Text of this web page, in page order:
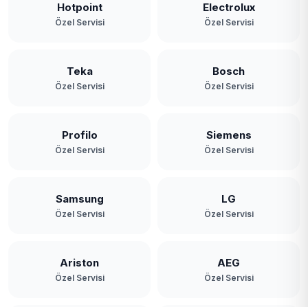
Hotpoint
Özel Servisi
Electrolux
Özel Servisi
Teka
Özel Servisi
Bosch
Özel Servisi
Profilo
Özel Servisi
Siemens
Özel Servisi
Samsung
Özel Servisi
LG
Özel Servisi
Ariston
Özel Servisi
AEG
Özel Servisi